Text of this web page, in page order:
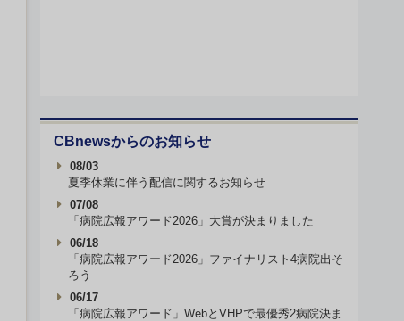
CBnewsからのお知らせ
08/03
夏季休業に伴う配信に関するお知らせ
07/08
「病院広報アワード2026」大賞が決まりました
06/18
「病院広報アワード2026」ファイナリスト4病院出そ
ろう
06/17
「病院広報アワード」WebとVHPで最優秀2病院決ま